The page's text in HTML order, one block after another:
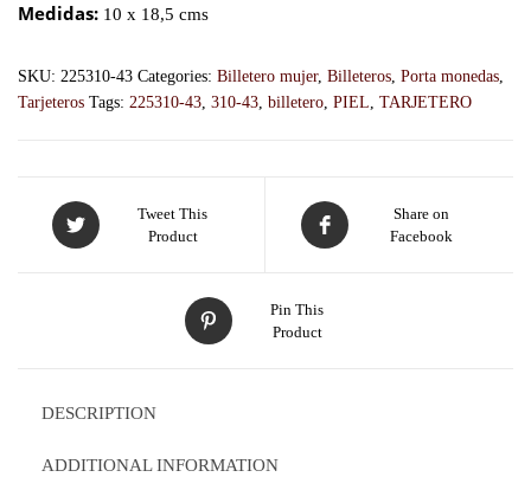
Medidas: 10 x 18,5 cms
SKU: 225310-43 Categories: Billetero mujer, Billeteros, Porta monedas,
Tarjeteros Tags: 225310-43, 310-43, billetero, PIEL, TARJETERO
Tweet This
Product
Share on
Facebook
Pin This
Product
DESCRIPTION
ADDITIONAL INFORMATION